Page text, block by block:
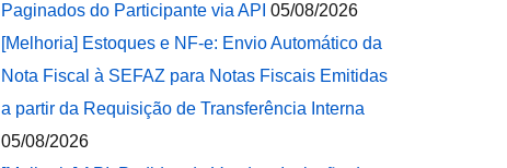
Paginados do Participante via API 05/08/2026
[Melhoria] Estoques e NF-e: Envio Automático da
Nota Fiscal à SEFAZ para Notas Fiscais Emitidas
a partir da Requisição de Transferência Interna
05/08/2026